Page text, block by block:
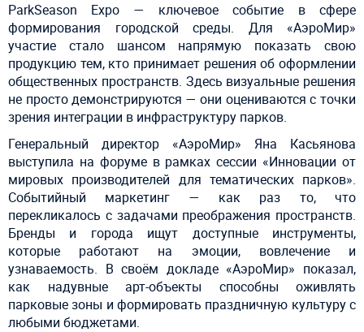
ParkSeason Expo — ключевое событие в сфере
формирования городской среды. Для «АэроМир»
участие стало шансом напрямую показать свою
продукцию тем, кто принимает решения об оформлении
общественных пространств. Здесь визуальные решения
не просто демонстрируются — они оцениваются с точки
зрения интеграции в инфраструктуру парков.
Генеральный директор «АэроМир» Яна Касьянова
выступила на форуме в рамках сессии «Инновации от
мировых производителей для тематических парков».
Событийный маркетинг — как раз то, что
перекликалось с задачами преображения пространств.
Бренды и города ищут доступные инструменты,
которые работают на эмоции, вовлечение и
узнаваемость. В своём докладе «АэроМир» показал,
как надувные арт-объекты способны оживлять
парковые зоны и формировать праздничную культуру с
любыми бюджетами.